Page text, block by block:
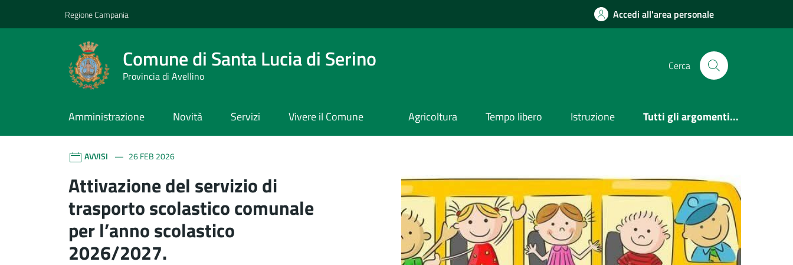
Regione Campania Accedi all'area personale
Comune di Santa Lucia di Serino
Provincia di Avellino
Cerca
Amministrazione Novità Servizi Vivere il Comune Agricoltura Tempo libero Istruzione Tutti gli argomenti...
Comune di Santa Lucia di Serino
Contenuti in evidenza
AVVISI 26 FEB 2026
Attivazione del servizio di
trasporto scolastico comunale
per l’anno scolastico
2026/2027.